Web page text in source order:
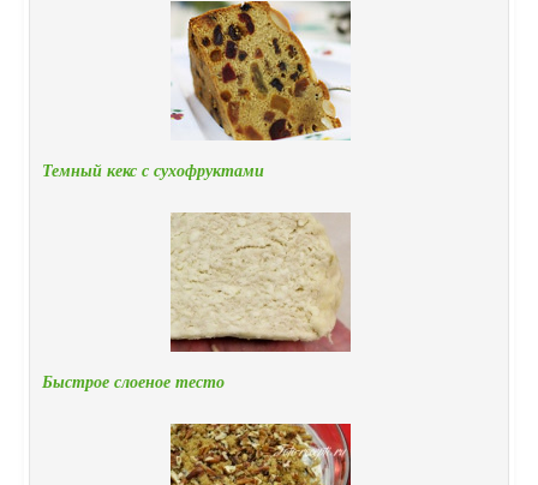
Темный кекс с сухофруктами
Быстрое слоеное тесто